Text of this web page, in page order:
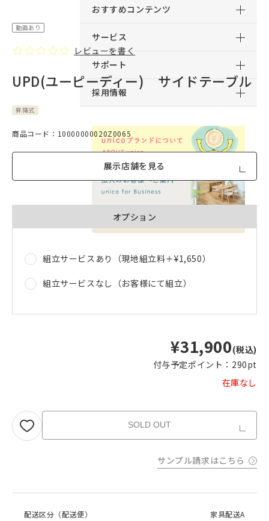
おすすめコンテンツ
サービス
サポート
採用情報
品質への取り組みのご案内
動画あり
レビューを書く
UPD(ユーピーディー) サイドテーブル
昇降式
商品コード：10000000020Z0065
展示店舗を見る
オプション
組立サービスあり（現地組立料＋¥1,650）
組立サービスなし（お客様にて組立）
¥31,900(税込)
付与予定ポイント： 290pt
在庫なし
SOLD OUT
サンプル請求はこちら
配送区分（配送便）
家具配送A